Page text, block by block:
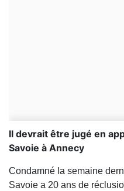
Il devrait être jugé en
Savoie à Annecy
Condamné la semaine
Savoie a 20 ans de